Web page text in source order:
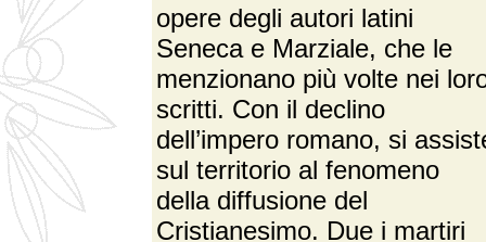
opere degli autori latini
Seneca e Marziale, che le
menzionano più volte nei
scritti. Con il declino
dell’impero romano, si
sul territorio al fenomeno
della diffusione del
Cristianesimo. Due i martiri